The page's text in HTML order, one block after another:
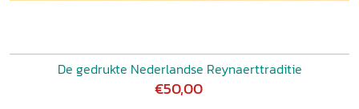
De gedrukte Nederlandse Reynaerttraditie
€50,00